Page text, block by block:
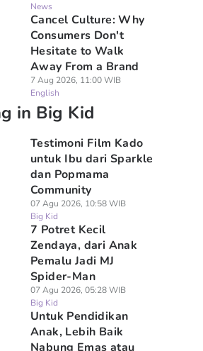
News
Cancel Culture: Why
Consumers Don't
Hesitate to Walk
Away From a Brand
7 Aug 2026, 11:00 WIB
English
in Big Kid
Testimoni Film Kado
untuk Ibu dari Sparkle
dan Popmama
Community
07 Agu 2026, 10:58 WIB
Big Kid
7 Potret Kecil
Zendaya, dari Anak
Pemalu Jadi MJ
Spider-Man
07 Agu 2026, 05:28 WIB
Big Kid
Untuk Pendidikan
Anak, Lebih Baik
Nabung Emas atau